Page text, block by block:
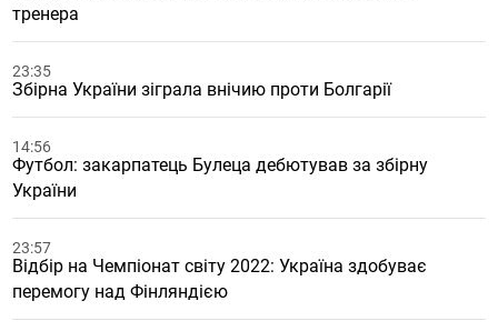
тренера
23:35
Збірна України зіграла внічию проти Болгарії
14:56
Футбол: закарпатець Булеца дебютував за збірну
України
23:57
Відбір на Чемпіонат світу 2022: Україна здобуває
перемогу над Фінляндією